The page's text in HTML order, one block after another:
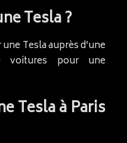
Tesla ?
Tesla auprès d’une
voitures pour une
Tesla à Paris